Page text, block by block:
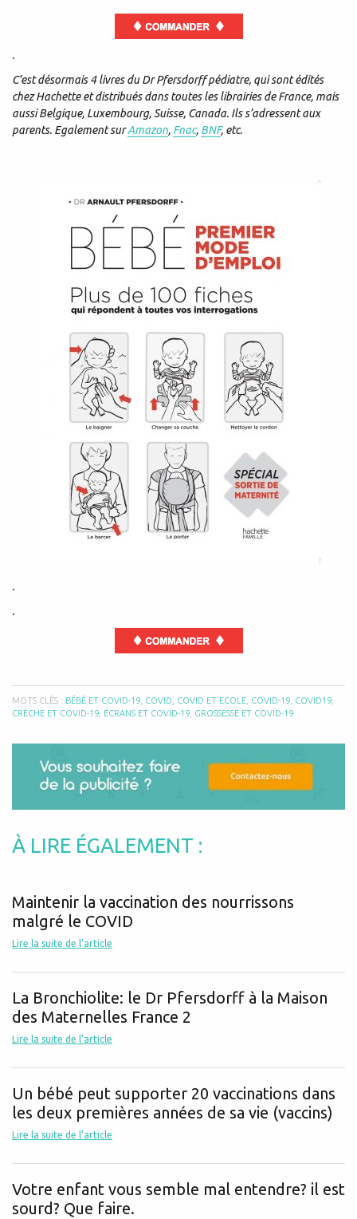
.
C’est désormais 4 livres du Dr Pfersdorff pédiatre, qui sont édités
chez Hachette et distribués dans toutes les librairies de France, mais
aussi Belgique, Luxembourg, Suisse, Canada. Ils s’adressent aux
parents. Egalement surAmazon, Fnac, BNF, etc.
.
.
MOTS CLÉS : BÉBÉ ET COVID-19 COVID COVID ET ECOLE COVID-19 COVID19
CRÈCHE ET COVID-19 ÉCRANS ET COVID-19 GROSSESSE ET COVID-19
À LIRE ÉGALEMENT :
Maintenir la vaccination des nourrissons
malgré le COVID
Lire la suite de l'article
La Bronchiolite: le Dr Pfersdorff à la Maison
des Maternelles France 2
Lire la suite de l'article
Un bébé peut supporter 20 vaccinations dans
les deux premières années de sa vie (vaccins)
Lire la suite de l'article
Votre enfant vous semble mal entendre? il est
sourd? Que faire.